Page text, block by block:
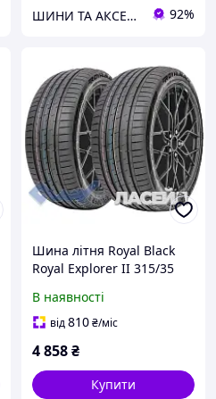
ШИНИ ТА АКСЕСУАРИ ДЛЯ ВСІХ ВИДІВ ТЕХНІКИ 92%
Шина літня Royal Black
Royal Explorer II 315/35
В наявності
від810₴/міс
4 858₴
Купити